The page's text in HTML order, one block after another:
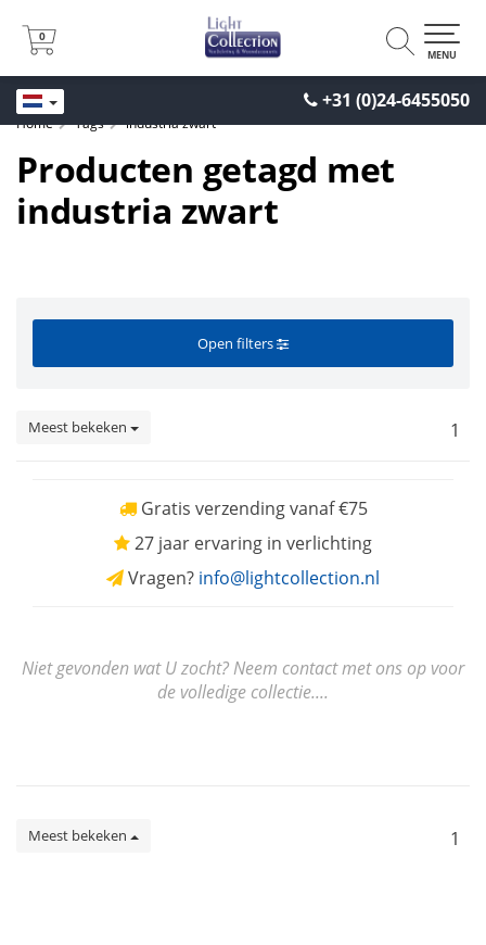
+31 (0)24-6455050
0
0
MENU
Home Tags industria zwart
Producten getagd met
industria zwart
Open filters
Meest bekeken 1
Gratis verzending vanaf €75
27 jaar ervaring in verlichting
Vragen? info@lightcollection.nl
Niet gevonden wat U zocht? Neem contact met ons op voor
de volledige collectie....
Meest bekeken 1